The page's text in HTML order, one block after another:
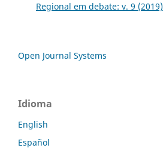
Regional em debate: v. 9 (2019)
Open Journal Systems
Idioma
English
Español